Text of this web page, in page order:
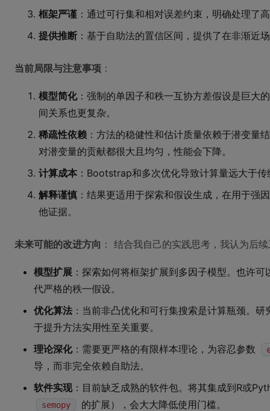
框架严谨 ：通过可行集和相对误差约束，明确处理了
提供推断 ：基于自助法的置信区间，提供了在非渐近
当前局限与注意事项 ：
模型简化：强制的单因子和秩一互协方差假设是巨大
间关系也更复杂。
稀疏性依赖 ：方法的稳健性和估计质量依赖于潜变量
对潜变量的贡献都很大且均匀，性能会下降。
计算成本 ：Bootstrap和多次优化导致计算量远大于
解释谨慎 ：结果更适用于探索和假设生成，在用于强
他证据。
未来可能的改进方向 ： 结合我自己的实践思考，我认为后
模型扩展 ：探索如何将框架扩展到多因子模型。也许
代严格的秩一假设。
优化算法 ：当前非凸优化和可行集搜索是计算瓶颈。
于提升方法实用性至关重要。
理论深化：需要更严格的有限样本理论，为容忍参数
导，而非完全依赖自助法。
软件实现：目前缺乏成熟的软件包。将其集成到R或
semopy 的扩展），会大大降低使用门槛。